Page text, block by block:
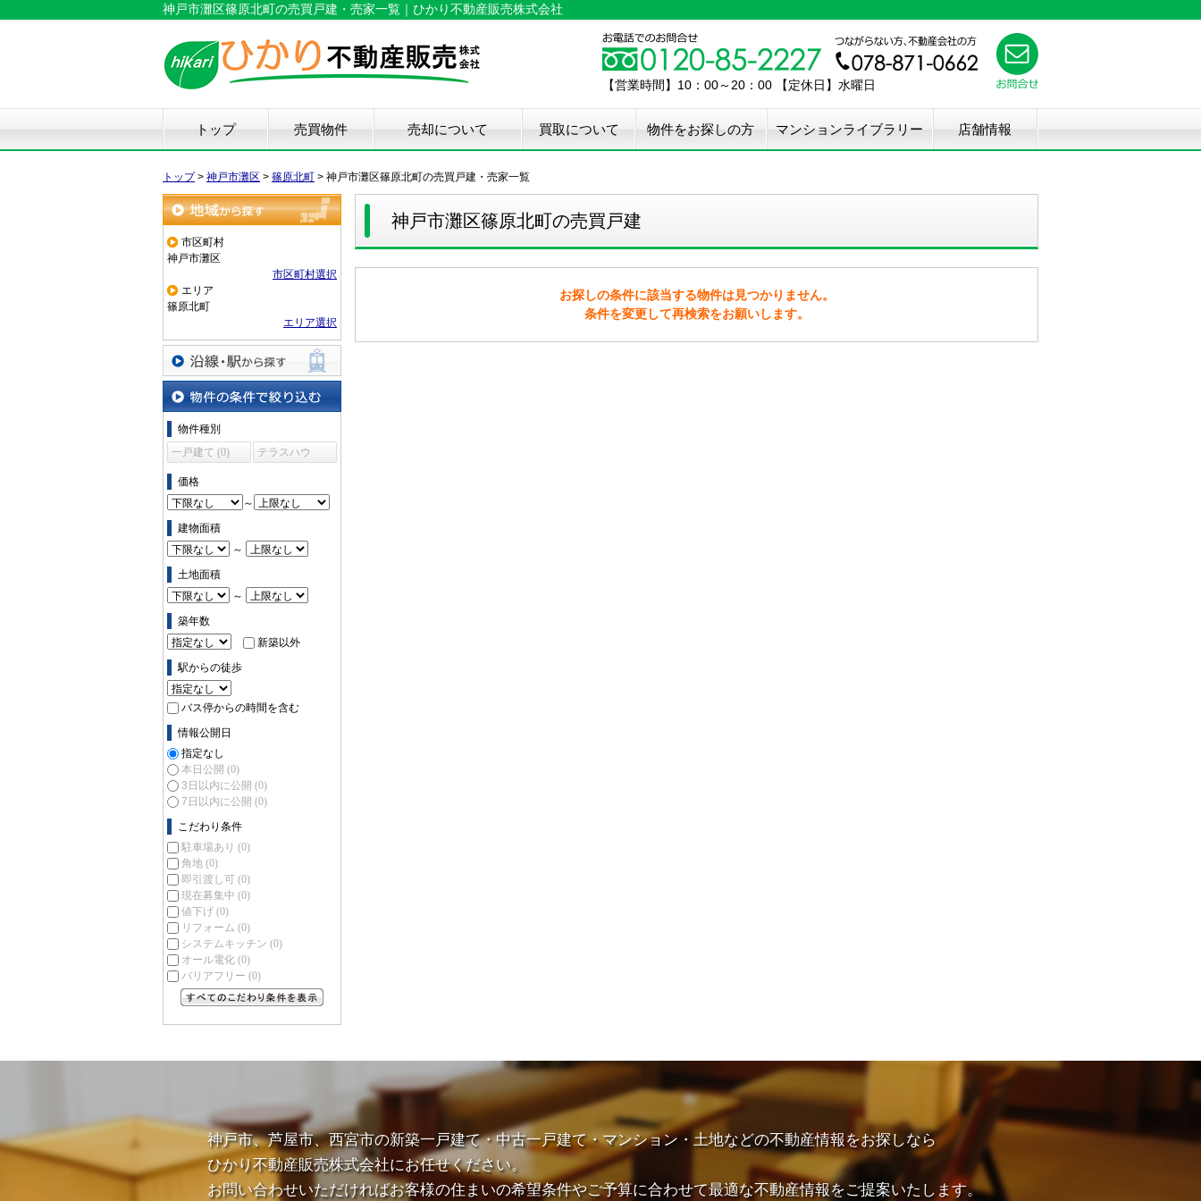
神戸市灘区篠原北町の売買戸建・売家一覧｜ひかり不動産販売株式会社
【営業時間】10：00～20：00 【定休日】水曜日
トップ 売買物件
新築戸建て
中古戸建て
マンション
土地
売却について
仲介手数料50%OFF
物件無料査定
中古住宅瑕疵保証
住宅設備検査保証
リペア・メンテナンス
ハウスクリーニング
不用品撤去サービス
買取について 物件をお探しの方 マンションライブラリー 店舗情報
トップ> 神戸市灘区 > 篠原北町 > 神戸市灘区篠原北町の売買戸建・売家一覧
地域から探す
市区町村
神戸市灘区
市区町村選択
エリア
篠原北町
エリア選択
沿線・駅から探す
物件の条件で絞り込む
物件種別
一戸建て (0)
テラスハウ
価格
～
建物面積
～
土地面積
～
築年数
新築以外
駅からの徒歩
バス停からの時間を含む
情報公開日
指定なし
本日公開 (0)
3日以内に公開 (0)
7日以内に公開 (0)
こだわり条件
駐車場あり (0)
角地 (0)
即引渡し可 (0)
現在募集中 (0)
値下げ (0)
リフォーム (0)
システムキッチン (0)
オール電化 (0)
バリアフリー (0)
神戸市灘区篠原北町の売買戸建
お探しの条件に該当する物件は見つかりません。
条件を変更して再検索をお願いします。
神戸市、芦屋市、西宮市の新築一戸建て・中古一戸建て・マンション・土地などの不動産情報をお探しなら
ひかり不動産販売株式会社にお任せください。
お問い合わせいただければお客様の住まいの希望条件やご予算に合わせて最適な不動産情報をご提案いたします。